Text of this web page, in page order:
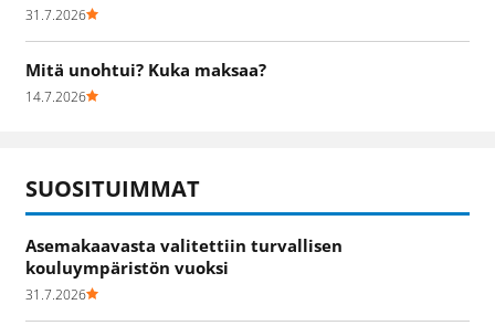
31.7.2026
Mitä unohtui? Kuka maksaa?
14.7.2026
SUOSITUIMMAT
Asemakaavasta valitettiin turvallisen
kouluympäristön vuoksi
31.7.2026